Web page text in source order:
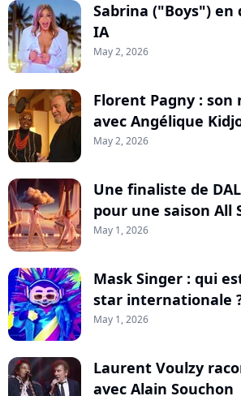
Sabrina ("Boys") en
IA
May 2, 2026
Florent Pagny : son
avec Angélique
May 2, 2026
Une finaliste de
pour une saison All
May 1, 2026
Mask Singer : qui
star internationale
May 1, 2026
Laurent Voulzy
avec Alain Souchon